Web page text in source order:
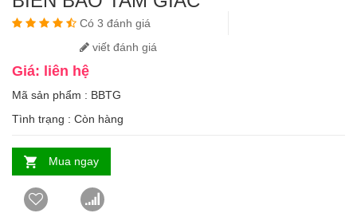
Có 3 đánh giá
viết đánh giá
Giá: liên hệ
Mã sản phẩm : BBTG
Tình trạng : Còn hàng
Mua ngay